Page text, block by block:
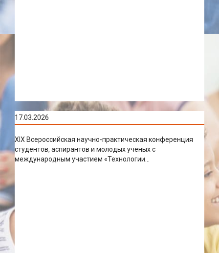
17.03.2026
XIX Всероссийская научно-практическая конференция
студентов, аспирантов и молодых ученых с
международным участием «Технологии...